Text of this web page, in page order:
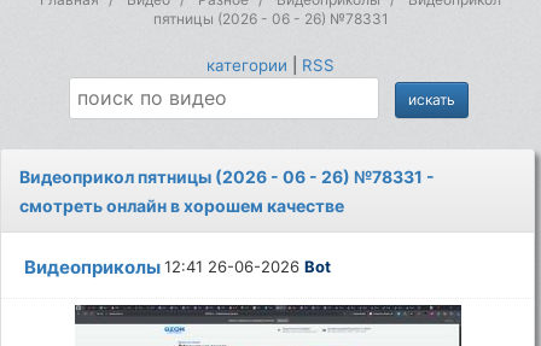
пятницы (2026 - 06 - 26) №78331
категории RSS
Видеоприкол пятницы (2026 - 06 - 26) №78331 -
смотреть онлайн в хорошем качестве
Видеоприколы12:41 26-06-2026Bot